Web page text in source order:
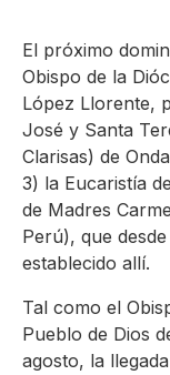
El próximo
Obispo de la
López Llorente,
José y Santa
Clarisas) de
3) la Eucaristía
de Madres
Perú), que
establecido allí.
Tal como el
Pueblo de Dios
agosto, la